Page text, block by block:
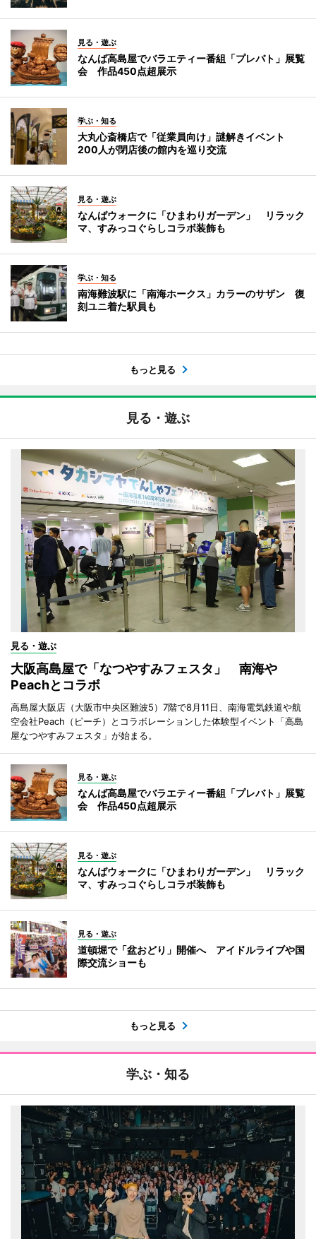
見る・遊ぶ
なんば高島屋でバラエティー番組「プレバト」展覧
会 作品450点超展示
学ぶ・知る
大丸心斎橋店で「従業員向け」謎解きイベント
200人が閉店後の館内を巡り交流
見る・遊ぶ
なんばウォークに「ひまわりガーデン」 リラック
マ、すみっコぐらしコラボ装飾も
学ぶ・知る
南海難波駅に「南海ホークス」カラーのサザン 復
刻ユニ着た駅員も
もっと見る
見る・遊ぶ
見る・遊ぶ
大阪高島屋で「なつやすみフェスタ」 南海や
Peachとコラボ
高島屋大阪店（大阪市中央区難波5）7階で8月11日、南海電気鉄道や航
空会社Peach（ピーチ）とコラボレーションした体験型イベント「高島
屋なつやすみフェスタ」が始まる。
見る・遊ぶ
なんば高島屋でバラエティー番組「プレバト」展覧
会 作品450点超展示
見る・遊ぶ
なんばウォークに「ひまわりガーデン」 リラック
マ、すみっコぐらしコラボ装飾も
見る・遊ぶ
道頓堀で「盆おどり」開催へ アイドルライブや国
際交流ショーも
もっと見る
学ぶ・知る